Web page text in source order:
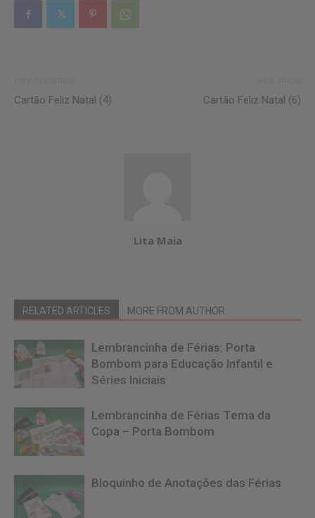
Cartão Feliz Natal (4) Cartão Feliz Natal (6)
Lita Maia
RELATED ARTICLES MORE FROM AUTHOR
Lembrancinha de Férias: Porta
Bombom para Educação Infantil e
Séries Iniciais
Lembrancinha de Férias Tema da
Copa – Porta Bombom
Bloquinho de Anotações das Férias